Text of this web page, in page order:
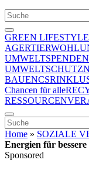
GREEN LIFESTYLE
AGERTIERWOHL
UMWELTSPENDEN
UMWELTSCHUTZ
BAUENCSR
Chancen für alle
RESSOURCEN
Home » SOZIALE
Energien für
Sponsored